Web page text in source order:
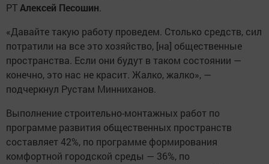
РТАлексей Песошин.
«Давайте такую работу проведем. Столько средств, сил
потратили на все это хозяйство, [на] общественные
пространства. Если они будут в таком состоянии —
конечно, это нас не красит. Жалко, жалко», —
подчеркнул Рустам Минниханов.
Выполнение строительно-монтажных работ по
программе развития общественных пространств
составляет 42%, по программе формирования
комфортной городской среды — 36%, по